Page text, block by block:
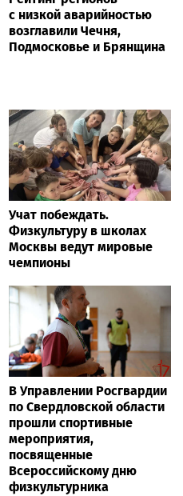
с низкой аварийностью
возглавили Чечня,
Подмосковье и Брянщина
Учат побеждать.
Физкультуру в школах
Москвы ведут мировые
чемпионы
В Управлении Росгвардии
по Свердловской области
прошли спортивные
мероприятия,
посвященные
Всероссийскому дню
физкультурника